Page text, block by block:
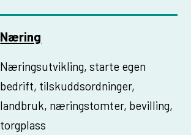
Næring
Nærings­­utvikling, starte egen
bedrift, tilskudds­ordninger,
landbruk, næringstomter, bevilling,
torgplass